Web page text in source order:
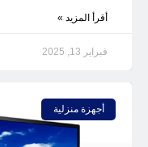
أقرأ المزيد »
فبراير 13, 2025
أجهزة منزلية